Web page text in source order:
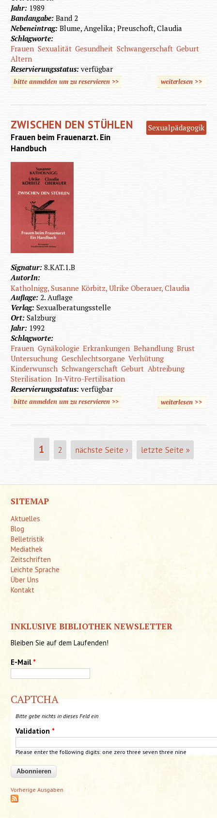
Jahr: 1989
Bandangabe:Band 2
Nebeneintrag:Blume, Angelika; Preuschoft, Claudia
Schlagworte:
Frauen Sexualität Gesundheit Schwangerschaft Geburt
Altern
Reservierungsstatus:verfügbar
bitte anmelden um zu reservieren >> weiterlesen
über
- Unser
>>
ZWISCHEN DEN STÜHLEN Sexualpädagogik
Frauen beim Frauenarzt. Ein
Handbuch
Signatur:8.KAT.1.B
AutorIn:
Katholnigg, Susanne Körbitz, Ulrike Oberauer, Claudia
Auflage: 2. Auflage
Verlag:Sexualberatungsstelle
Ort:Salzburg
Jahr: 1992
Schlagworte:
Frauen Gynäkologie Erkrankungen Behandlung Brust
Untersuchung Geschlechtsorgane Verhütung
Kinderwunsch Schwangerschaft Geburt Abtreibung
Sterilisation In-Vitro-Fertilisation
Reservierungsstatus:verfügbar
bitte anmelden um zu reservieren >> weiterlesen
über
>>
SEITEN1 2 nächste Seite › letzte Seite »
SITEMAP
Aktuelles
Blog
Belletristik
Mediathek
Zeitschriften
Leichte Sprache
Über Uns
Kontakt
INKLUSIVE BIBLIOTHEK NEWSLETTER
Bleiben Sie auf dem Laufenden!
E-Mail *
CAPTCHA
Bitte gebe nichts in dieses Feld ein
Validation *
Please enter the following digits: one zero three seven three nine
Vorherige Ausgaben